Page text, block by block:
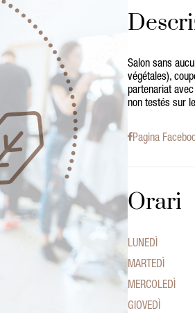
Salon sans
végétales),
partenariat
non testés sur
Pagina
Orari
LUNEDÌ
MARTEDÌ
MERCOLEDÌ
GIOVEDÌ